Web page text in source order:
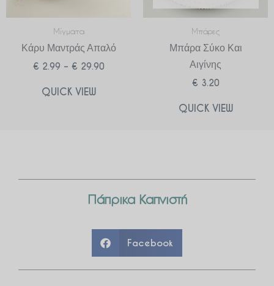
Μίγματα
Κάρυ Μαντράς Απαλό
€ 2.99 – € 29.90
QUICK VIEW
Μπάρες
Μπάρα Σύκο Και
Αιγίνης
€ 3.20
QUICK VIEW
Πάπρικα Καπνιστή
Facebook